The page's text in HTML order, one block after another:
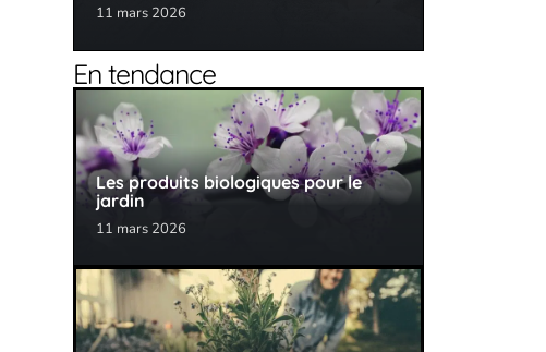
11 mars 2026
En tendance
Les produits biologiques pour le
jardin
11 mars 2026